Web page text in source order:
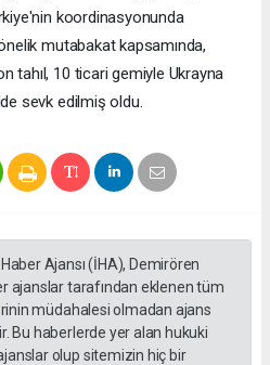
koordinasyonunda
mutabakat kapsamında,
tahıl, 10 ticari gemiyle Ukrayna
sevk edilmiş oldu.
Ajansı (İHA), Demirören
ajanslar tarafından eklenen tüm
müdahalesi olmadan ajans
Bu haberlerde yer alan hukuki
olup sitemizin hiç bir